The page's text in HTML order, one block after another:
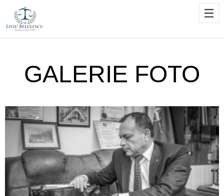
GALERIE FOTO